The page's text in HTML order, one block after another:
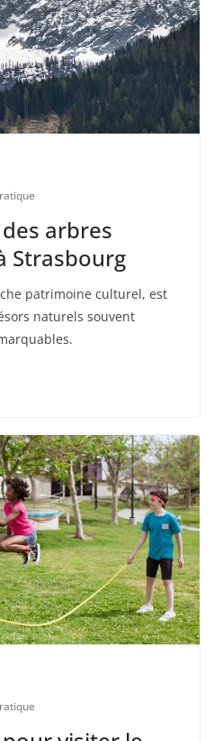
arbres
Strasbourg
patrimoine culturel, est
naturels souvent